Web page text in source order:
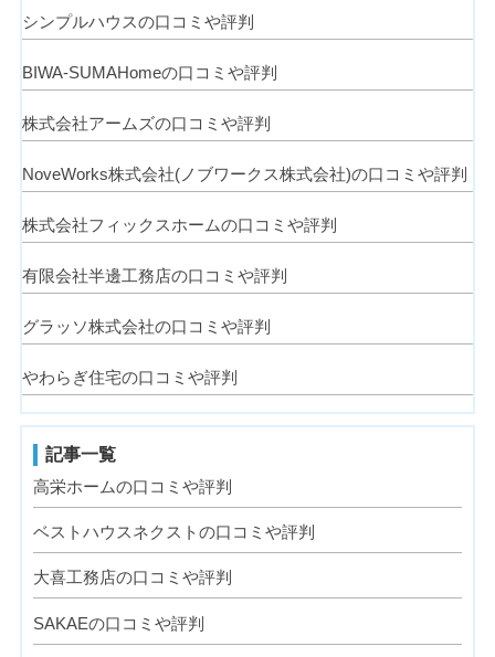
シンプルハウスの口コミや評判
BIWA-SUMAHomeの口コミや評判
株式会社アームズの口コミや評判
NoveWorks株式会社(ノブワークス株式会社)の口コミや評判
株式会社フィックスホームの口コミや評判
有限会社半邊工務店の口コミや評判
グラッソ株式会社の口コミや評判
やわらぎ住宅の口コミや評判
記事一覧
高栄ホームの口コミや評判
ベストハウスネクストの口コミや評判
大喜工務店の口コミや評判
SAKAEの口コミや評判